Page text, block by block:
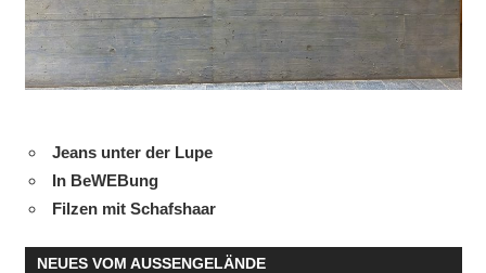
Jeans unter der Lupe
In BeWEBung
Filzen mit Schafshaar
NEUES VOM AUSSENGELÄNDE